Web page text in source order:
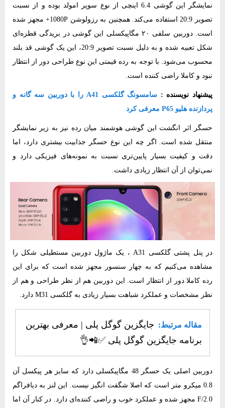
نمایشگر این گوشی 6.4 اینچی از نوع سوپر امولد بوده و از نسبت
تصویر 20:9 استفاده می‌کند. همچنین به رزولوشن 1080P+ مجهز شده
است. دوربین سلفی ۲۰ مگاپیکسلی این گوشی در بریدگی قطره‌ای
شکل تعبیه شده و به دلیل نسبت تصویر 20:9، این یک گوشی قد بلند
محسوب می‌شود. با توجه به رده قیمتی این نوع طراحی دور از انتظار
نبود و کاملا راضی کننده است.
پیشنهاد نویسنده :
سامسونگ گلکسی A41 را با دوربین سه گانه و
پردازنده هلیو P65 معرفی کرد
حسگر اثر انگشت این گوشی هوشمند میان رده نیز به زیر نمایشگر
منتقل شده است. اگر چه این نوع حسگر جذابیت بیشتری دارد، اما
دقت و کیفیت بسیار پایین‌تری نسبت به نمونه‌های فیزیکی دارد و
نمی‌توان از آن انتظار زیادی داشت.
در پنل پشتی گلکسی A31 ، یک ماژول دوربین مستطیلی شکل را
مشاهده می‌کنیم که به چهار سنسور مجهز شده است که برای این
رده کاملا دور از انتظار است. این دوربین هم از نظر طراحی و هم از
نظر مشخصات و عملکرد شباهت بسیار زیادی به گلکسی M31 دارد.
مقاله مرتبط: جایگزین گوگل پلی | معرفی بهترین
برنامه جایگزین گوگل پلی ✅​📲​👌​
دوربین اصلی یک حسگر 48 مگاپیکسلی دارد که سایز هر پیکسل آن
0.8 میکرو متر است که اصلا شگفت انگیز نیست. این لنز به دیافراگم
F/2.0 مجهز شده و عملکرد خوب و راضی کننده‌ای دارد. در کنار آن اما